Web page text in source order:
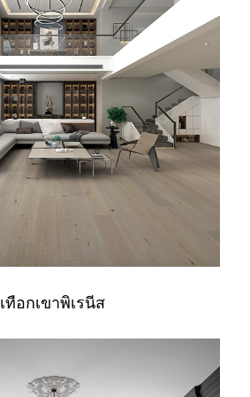
เทือกเขาพิเรนีส